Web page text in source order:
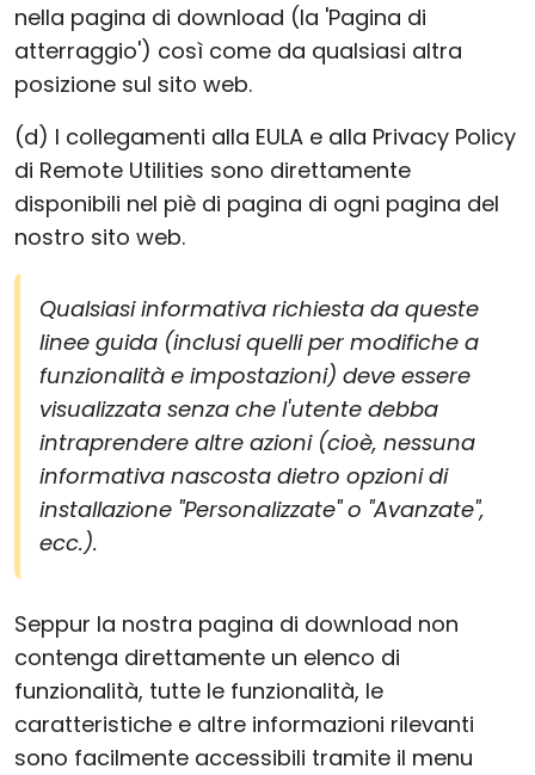
nella pagina di download (la 'Pagina di
atterraggio') così come da qualsiasi altra
posizione sul sito web.
(d) I collegamenti alla EULA e alla Privacy Policy
di Remote Utilities sono direttamente
disponibili nel piè di pagina di ogni pagina del
nostro sito web.
Qualsiasi informativa richiesta da queste
linee guida (inclusi quelli per modifiche a
funzionalità e impostazioni) deve essere
visualizzata senza che l'utente debba
intraprendere altre azioni (cioè, nessuna
informativa nascosta dietro opzioni di
installazione "Personalizzate" o "Avanzate",
ecc.).
Seppur la nostra pagina di download non
contenga direttamente un elenco di
funzionalità, tutte le funzionalità, le
caratteristiche e altre informazioni rilevanti
sono facilmente accessibili tramite il menu